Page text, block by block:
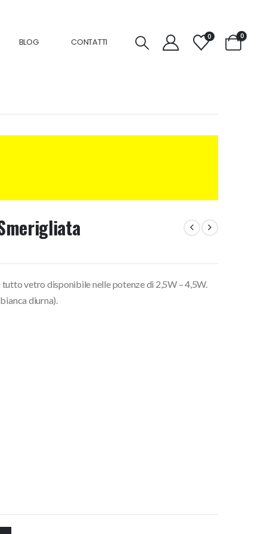
BLOG CONTATTI
0 0
vetro disponibile nelle potenze di 2,5W – 4,5W.
diurna).